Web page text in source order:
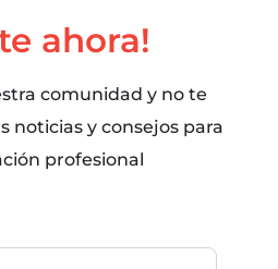
ahora!
comunidad y no te
noticias y consejos para
profesional